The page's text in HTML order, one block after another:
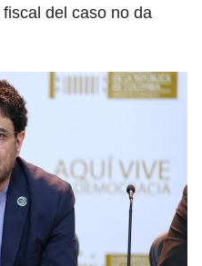
del caso no da